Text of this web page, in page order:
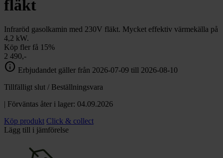
fläkt
Infraröd gasolkamin med 230V fläkt. Mycket effektiv värmekälla på
4,2 kW.
Köp fler få 15%
2 490,-
info Erbjudandet gäller från 2026-07-09 till 2026-08-10
Tillfälligt slut / Beställningsvara
| Förväntas åter i lager: 04.09.2026
Köp produkt Click & collect
Lägg till i jämförelse